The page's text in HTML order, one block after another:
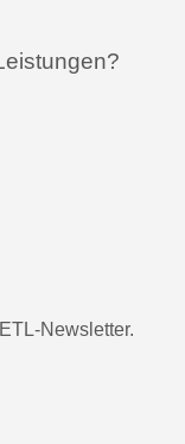
Newsletter.